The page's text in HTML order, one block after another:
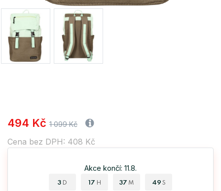
494 Kč 1 099 Kč
Cena bez DPH: 408 Kč
Akce končí: 11.8.
3 D 17 H 37 M 49 S